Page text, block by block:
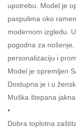
upotrebu. Model je
paspulima oko
modernom izgledu.
pogodna za
personalizaciju i
Model je opremljen
Dostupna je i u
Muška štepana
•
Dobra toplotna